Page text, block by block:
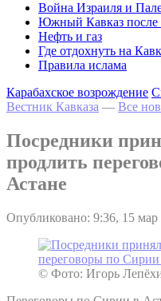
Война Израиля и
Южный Кавказ после
Нефть и газ
Где отдохнуть на
Правила ислама
Карабахское возрождение
Вестник Кавказа — Все
Посредники
продлить
Астане
Опубликовано: 9:36, 15
© Фото: Игорь